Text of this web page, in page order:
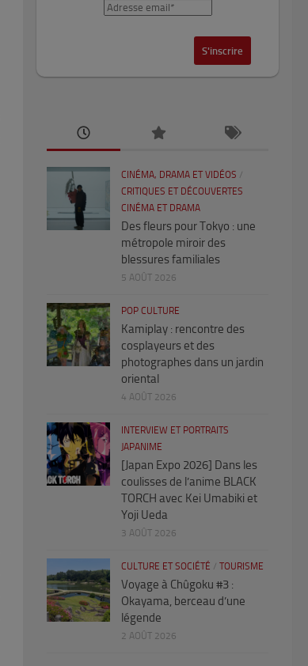
CINÉMA, DRAMA ET VIDÉOS /
CRITIQUES ET DÉCOUVERTES
CINÉMA ET DRAMA
Des fleurs pour Tokyo : une
métropole miroir des
blessures familiales
5 AOÛT 2026
POP CULTURE
Kamiplay : rencontre des
cosplayeurs et des
photographes dans un jardin
oriental
4 AOÛT 2026
INTERVIEW ET PORTRAITS
JAPANIME
[Japan Expo 2026] Dans les
coulisses de l’anime BLACK
TORCH avec Kei Umabiki et
Yoji Ueda
3 AOÛT 2026
CULTURE ET SOCIÉTÉ / TOURISME
Voyage à Chûgoku #3 :
Okayama, berceau d’une
légende
2 AOÛT 2026